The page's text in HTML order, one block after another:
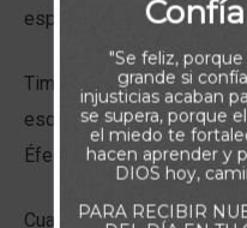
espiritual disminuya.
Timoteo vio reducido su
eso que Pablo le escribió,
Éfeso a avivar la llama de
Cualquier cristiano puede
"Se feliz,
grande si
injusticias acaban
se supera, porque
el miedo te
hacen aprender y
DIOS hoy,
PARA RECIBIR